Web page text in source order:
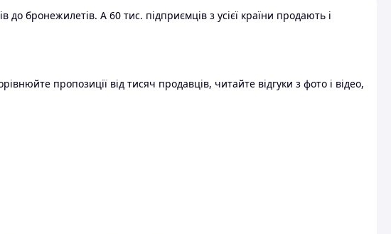
бронежилетів. А 60 тис. підприємців з усієї країни продають і
пропозиції від тисяч продавців, читайте відгуки з фото і відео,